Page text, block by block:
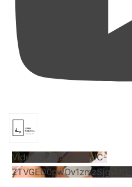
Vídeo de YouTube UC-